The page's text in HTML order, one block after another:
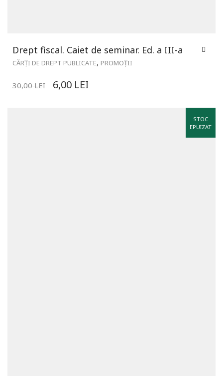
Drept fiscal. Caiet de seminar. Ed. a III-a
CĂRȚI DE DREPT PUBLICATE, PROMOȚII
30,00LEI 6,00 LEI
STOC
EPUIZAT